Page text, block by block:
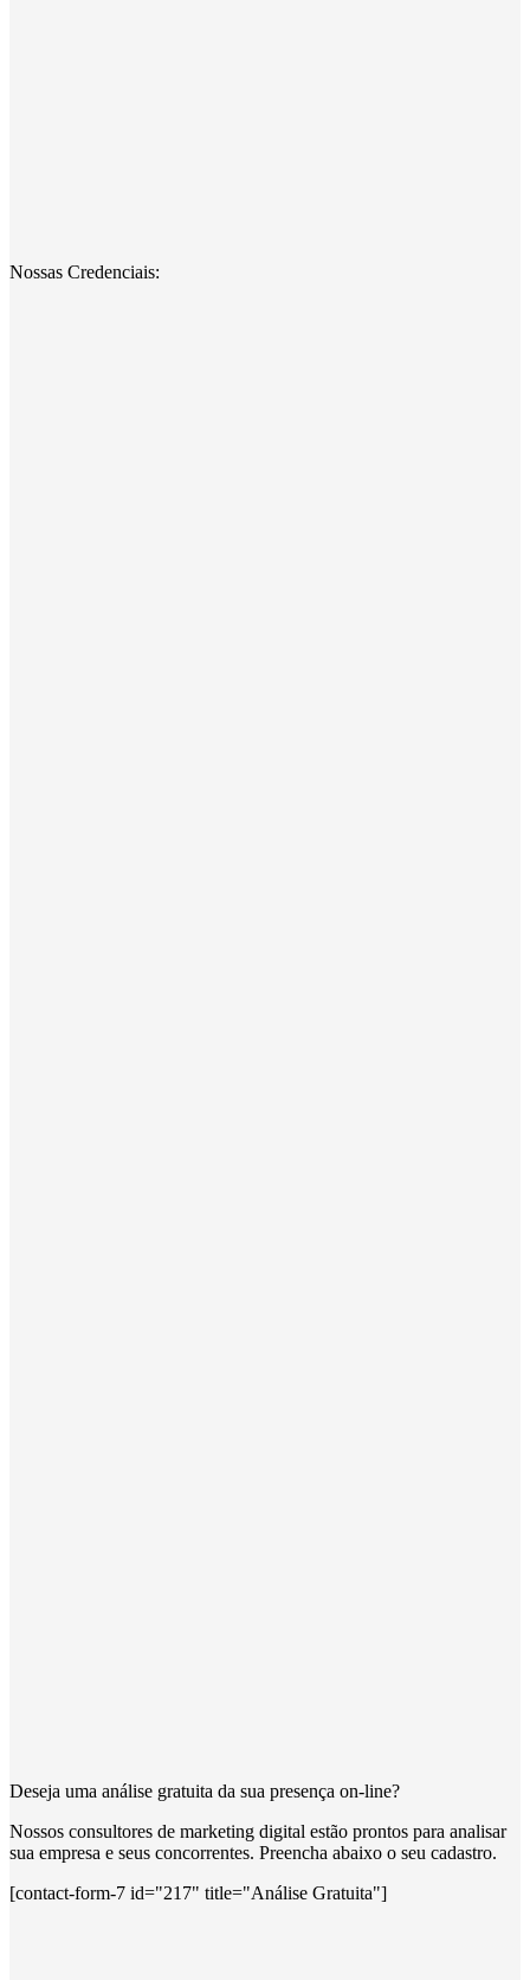
Nossas Credenciais:
Deseja uma análise gratuita da sua presença on-line?
Nossos consultores de marketing digital estão prontos para analisar
sua empresa e seus concorrentes. Preencha abaixo o seu cadastro.
[contact-form-7 id="217" title="Análise Gratuita"]